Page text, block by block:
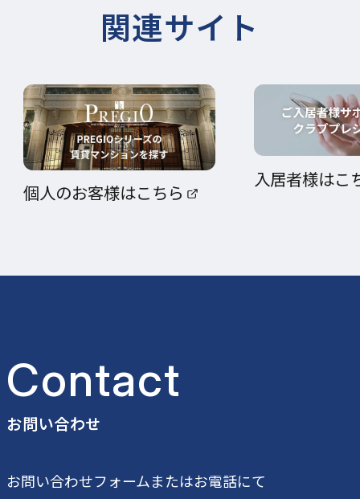
関連サイト
個人のお客様はこちら
入居者様はこ
Contact
お問い合わせ
お問い合わせフォームまたはお電話にて